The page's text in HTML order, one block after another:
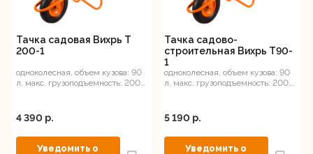
Тачка садовая Вихрь Т
200-1
одноколесная, объем кузова: 90
л, макс. грузоподъемность: 200
4 390 p.
Тачка садово-
строительная Вихрь Т90-
1
одноколесная, объем кузова: 90
л, макс. грузоподъемность: 200
5 190 p.